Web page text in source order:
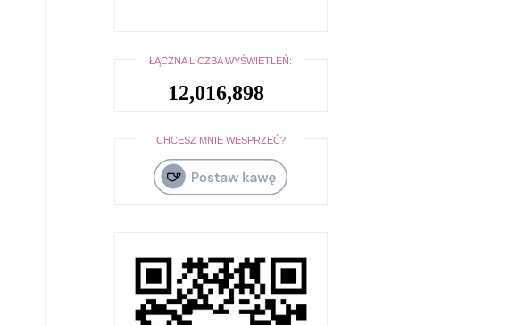
ŁĄCZNA LICZBA WYŚWIETLEŃ:
12,016,898
CHCESZ MNIE WESPRZEĆ?